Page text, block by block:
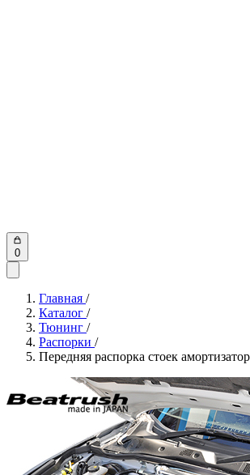
0
Главная /
Каталог /
Тюнинг /
Распорки /
Передняя распорка стоек